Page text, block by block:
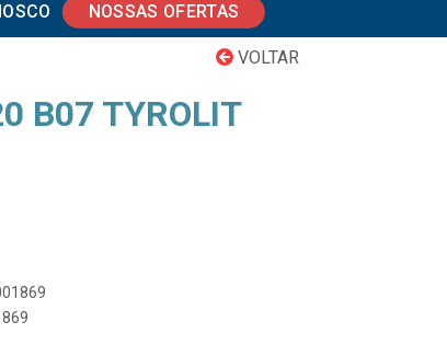
NOSSAS OFERTAS
VOLTAR
B07 TYROLIT